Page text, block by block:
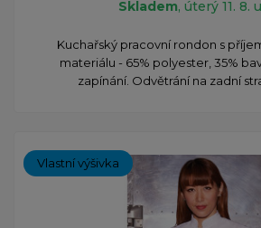
Skladem, úterý 11. 8.
Kuchařský pracovní rondon s
materiálu - 65% polyester, 35%
zapínání. Odvětrání na zadní
Vlastní výšivka